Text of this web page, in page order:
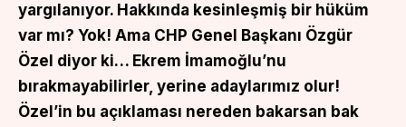
yargılanıyor. Hakkında kesinleşmiş bir hüküm
var mı? Yok! Ama CHP Genel Başkanı Özgür
Özel diyor ki… Ekrem İmamoğlu’nu
bırakmayabilirler, yerine adaylarımız olur!
Özel’in bu açıklaması nereden bakarsan bak